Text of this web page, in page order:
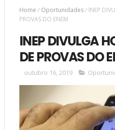
Home / Oportunidades/ INEP
PROVAS DO ENEM
INEP DIVULGA
DE PROVAS DO
outubro 16, 2019